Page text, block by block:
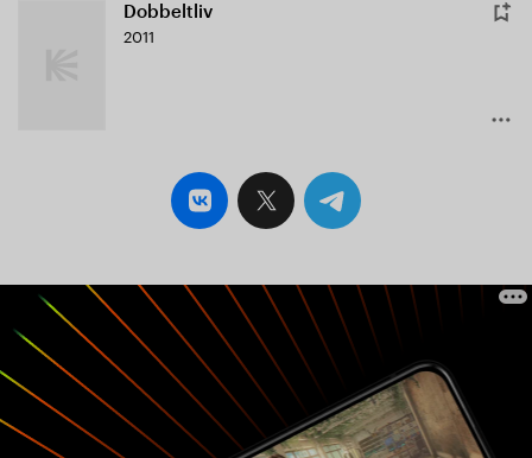
Dobbeltliv
2011